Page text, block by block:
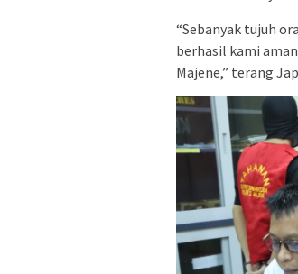
“Sebanyak tujuh
berhasil kami
Majene,” terang